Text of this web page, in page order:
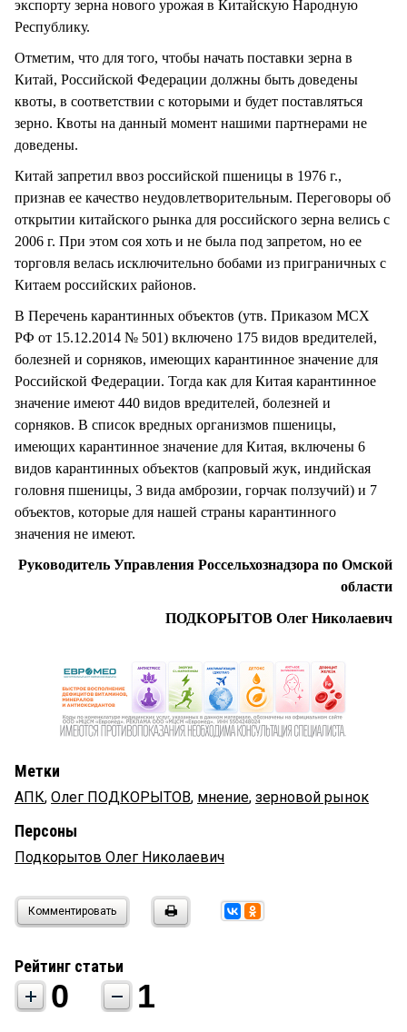
экспорту зерна нового урожая в Китайскую Народную
Республику.
Отметим, что для того, чтобы начать поставки зерна в
Китай, Российской Федерации должны быть доведены
квоты, в соответствии с которыми и будет поставляться
зерно. Квоты на данный момент нашими партнерами не
доведены.
Китай запретил ввоз российской пшеницы в 1976 г.,
признав ее качество неудовлетворительным. Переговоры об
открытии китайского рынка для российского зерна велись с
2006 г. При этом соя хоть и не была под запретом, но ее
торговля велась исключительно бобами из приграничных с
Китаем российских районов.
В Перечень карантинных объектов (утв. Приказом МСХ
РФ от 15.12.2014 № 501) включено 175 видов вредителей,
болезней и сорняков, имеющих карантинное значение для
Российской Федерации. Тогда как для Китая карантинное
значение имеют 440 видов вредителей, болезней и
сорняков. В список вредных организмов пшеницы,
имеющих карантинное значение для Китая, включены 6
видов карантинных объектов (капровый жук, индийская
головня пшеницы, 3 вида амброзии, горчак ползучий) и 7
объектов, которые для нашей страны карантинного
значения не имеют.
Руководитель Управления Россельхознадзора по Омской
области
ПОДКОРЫТОВ Олег Николаевич
Метки
АПК, Олег ПОДКОРЫТОВ, мнение, зерновой рынок
Персоны
Подкорытов Олег Николаевич
Комментировать
Рейтинг статьи
0 1